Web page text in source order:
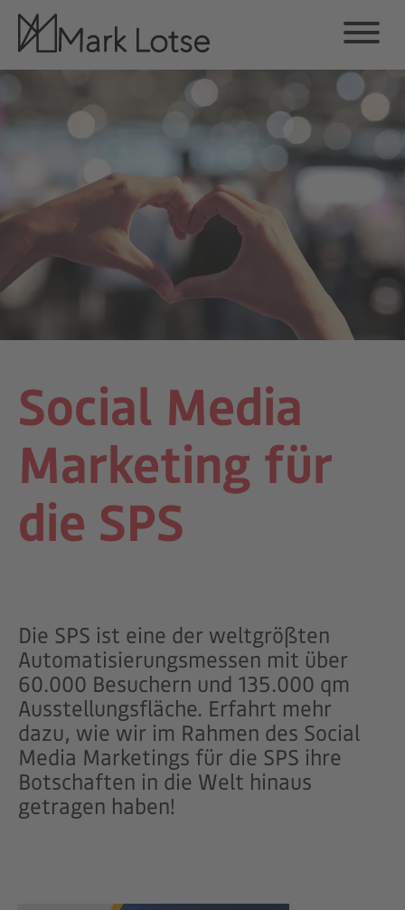
Social Media
Marketing für
die SPS
Die SPS ist eine der weltgrößten
Automatisierungsmessen mit über
60.000 Besuchern und 135.000 qm
Ausstellungsfläche. Erfahrt mehr
dazu, wie wir im Rahmen des Social
Media Marketings für die SPS ihre
Botschaften in die Welt hinaus
getragen haben!